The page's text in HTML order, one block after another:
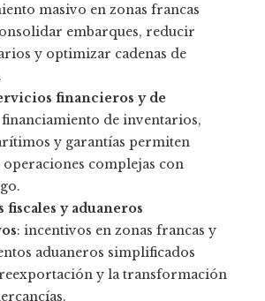
masivo en zonas francas
embarques, reducir
y optimizar cadenas de
financieros y de
financiamiento de inventarios,
y garantías permiten
complejas con
fiscales y aduaneros
: incentivos en zonas francas y
aduaneros simplificados
y la transformación